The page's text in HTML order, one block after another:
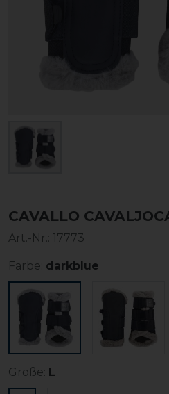
CAVALLO
Art.-Nr.: 17773
Farbe: darkblue
Größe: L